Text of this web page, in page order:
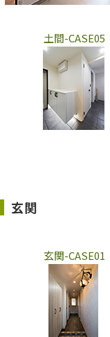
土間-CASE05
玄関
玄関-CASE01